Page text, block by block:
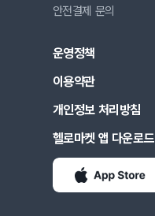
안전결제 문의
운영정책
이용약관
개인정보 처리방침
헬로마켓 앱 다운로드